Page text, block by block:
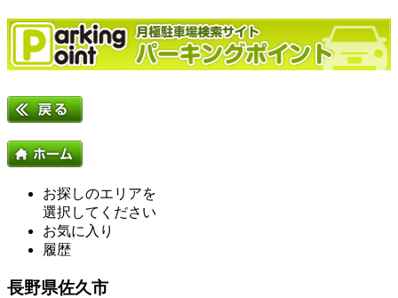
お探しのエリアを
選択してください
お気に入り
履歴
長野県佐久市